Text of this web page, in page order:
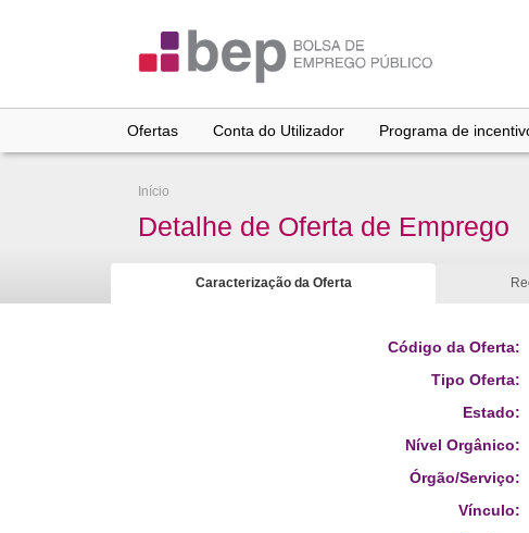
Ofertas Conta do Utilizador Programa de
Início
Detalhe de Oferta de Emprego
Caracterização da Oferta
Código da Oferta:
Tipo Oferta:
Estado:
Nível Orgânico:
Órgão/Serviço:
Vínculo: